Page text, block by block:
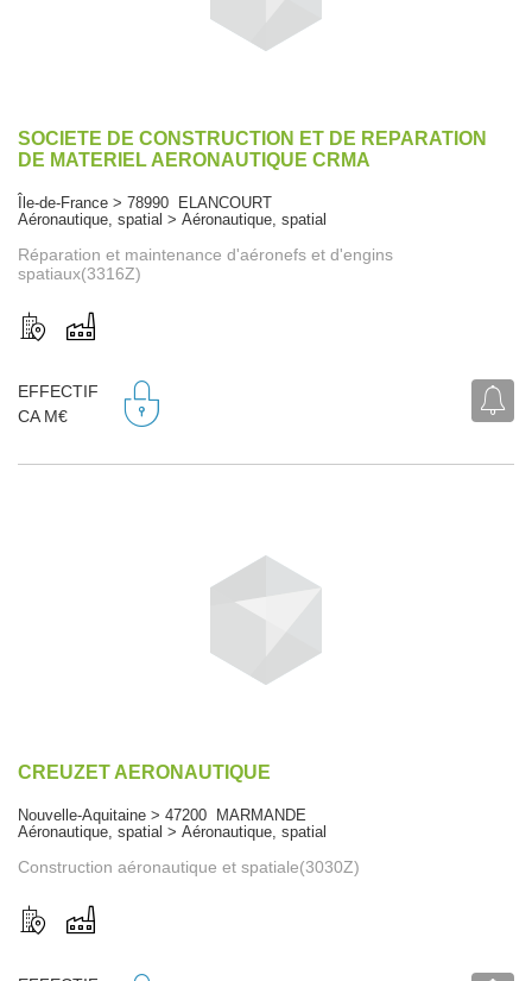
SOCIETE DE CONSTRUCTION ET DE REPARATION
DE MATERIEL AERONAUTIQUE CRMA
Île-de-France > 78990 ELANCOURT
Aéronautique, spatial > Aéronautique, spatial
Réparation et maintenance d'aéronefs et d'engins
spatiaux(3316Z)
EFFECTIF
CA M€
CREUZET AERONAUTIQUE
Nouvelle-Aquitaine > 47200 MARMANDE
Aéronautique, spatial > Aéronautique, spatial
Construction aéronautique et spatiale(3030Z)